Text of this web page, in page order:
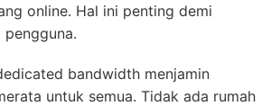
online. Hal ini penting demi
pengguna.
bandwidth menjamin
untuk semua. Tidak ada rumah